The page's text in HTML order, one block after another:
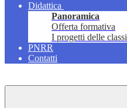
Didattica
Panoramica
Offerta formativa
I progetti delle classi
PNRR
Contatti